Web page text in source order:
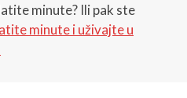
minute? Ili pak ste
minute i uživajte u